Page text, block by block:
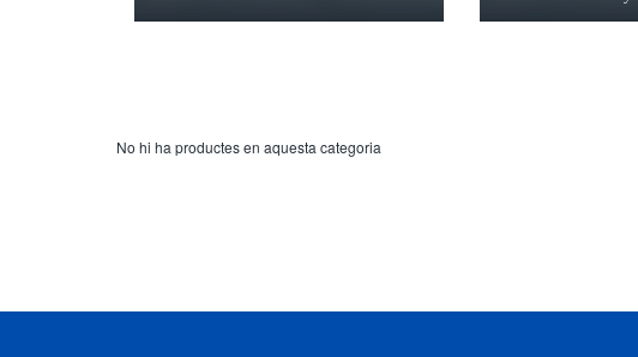
No hi ha productes en aquesta categoria